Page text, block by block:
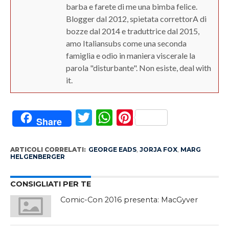
barba e farete di me una bimba felice.
Blogger dal 2012, spietata correttorA di
bozze dal 2014 e traduttrice dal 2015,
amo Italiansubs come una seconda
famiglia e odio in maniera viscerale la
parola "disturbante". Non esiste, deal with
it.
Share Twitter
WhatsApp
Pinterest
ARTICOLI CORRELATI: GEORGE EADS, JORJA FOX, MARG
HELGENBERGER
CONSIGLIATI PER TE
Comic-Con 2016 presenta: MacGyver